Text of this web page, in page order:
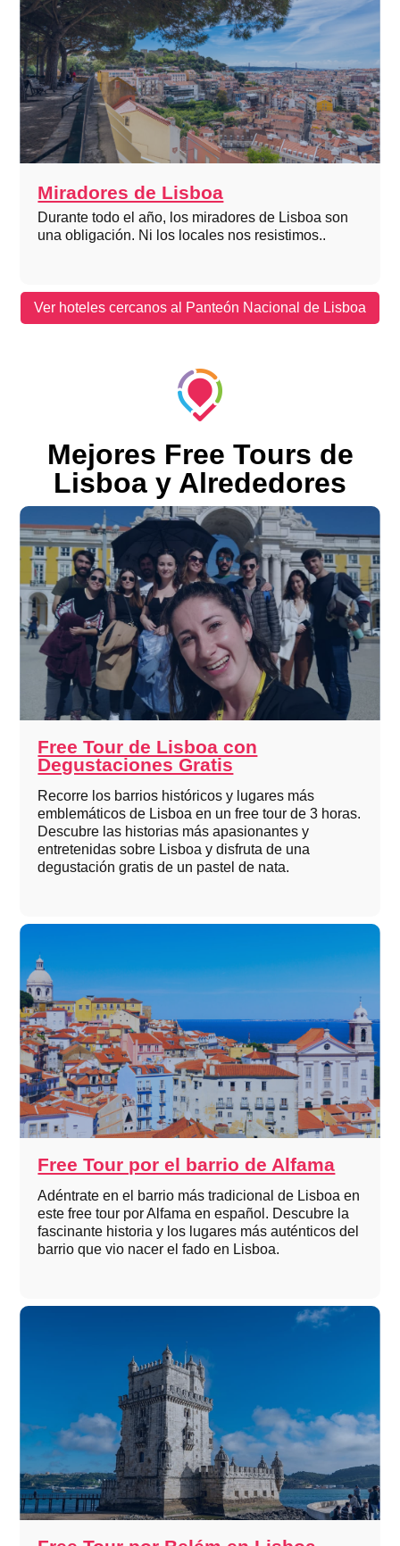
Miradores de Lisboa
Durante todo el año, los miradores de Lisboa son
una obligación. Ni los locales nos resistimos..
Ver hoteles cercanos al Panteón Nacional de Lisboa
Mejores Free Tours de
Lisboa y Alrededores
Free Tour de Lisboa con
Degustaciones Gratis
Recorre los barrios históricos y lugares más
emblemáticos de Lisboa en un free tour de 3 horas.
Descubre las historias más apasionantes y
entretenidas sobre Lisboa y disfruta de una
degustación gratis de un pastel de nata.
Free Tour por el barrio de Alfama
Adéntrate en el barrio más tradicional de Lisboa en
este free tour por Alfama en español. Descubre la
fascinante historia y los lugares más auténticos del
barrio que vio nacer el fado en Lisboa.